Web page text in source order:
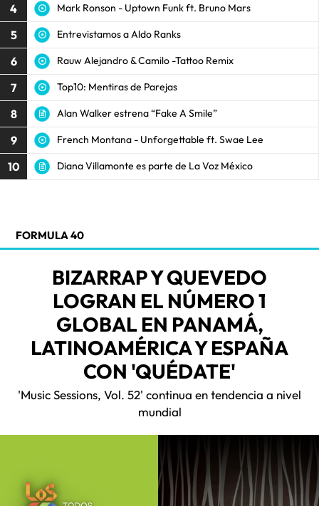
4 Mark Ronson - Uptown Funk ft. Bruno Mars
5 Entrevistamos a Aldo Ranks
6 Rauw Alejandro & Camilo -Tattoo Remix
7 Top10: Mentiras de Parejas
8 Alan Walker estrena “Fake A Smile”
9 French Montana - Unforgettable ft. Swae Lee
10 Diana Villamonte es parte de La Voz México
FORMULA 40
BIZARRAP Y QUEVEDO
LOGRAN EL NÚMERO 1
GLOBAL EN PANAMÁ,
LATINOAMÉRICA Y ESPAÑA
CON 'QUÉDATE'
'Music Sessions, Vol. 52' continua en tendencia a nivel
mundial